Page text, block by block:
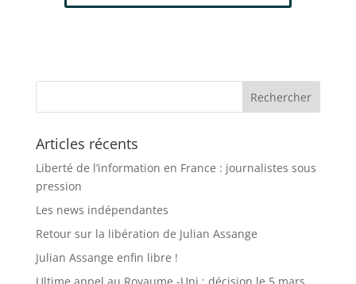
Articles récents
Liberté de l’information en France : journalistes sous
pression
Les news indépendantes
Retour sur la libération de Julian Assange
Julian Assange enfin libre !